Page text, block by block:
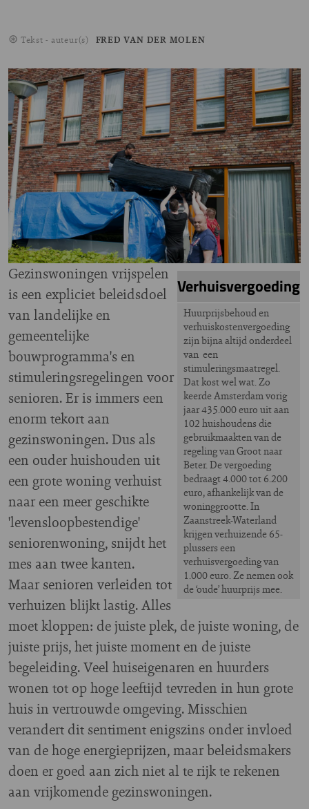
Tekst - auteur(s) FRED VAN DER MOLEN
Image
Verhuisvergoeding
Huurprijsbehoud en
verhuiskostenvergoeding
zijn bijna altijd onderdeel
van een
stimuleringsmaatregel.
Dat kost wel wat. Zo
keerde Amsterdam vorig
jaar 435.000 euro uit aan
102 huishoudens die
gebruikmaakten van de
regeling van Groot naar
Beter. De vergoeding
bedraagt 4.000 tot 6.200
euro, afhankelijk van de
woninggrootte. In
Zaanstreek-Waterland
krijgen verhuizende 65-
plussers een
verhuisvergoeding van
1.000 euro. Ze nemen ook
de ‘oude’ huurprijs mee.
Gezinswoningen vrijspelen
is een expliciet beleidsdoel
van landelijke en
gemeentelijke
bouwprogramma's en
stimuleringsregelingen voor
senioren. Er is immers een
enorm tekort aan
gezinswoningen. Dus als
een ouder huishouden uit
een grote woning verhuist
naar een meer geschikte
'levensloopbestendige'
seniorenwoning, snijdt het
mes aan twee kanten.
Maar senioren verleiden tot
verhuizen blijkt lastig. Alles
moet kloppen: de juiste plek, de juiste woning, de
juiste prijs, het juiste moment en de juiste
begeleiding. Veel huiseigenaren en huurders
wonen tot op hoge leeftijd tevreden in hun grote
huis in vertrouwde omgeving. Misschien
verandert dit sentiment enigszins onder invloed
van de hoge energieprijzen, maar beleidsmakers
doen er goed aan zich niet al te rijk te rekenen
aan vrijkomende gezinswoningen.